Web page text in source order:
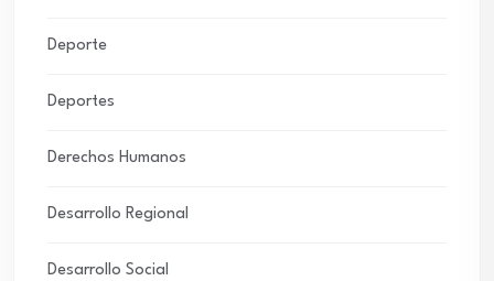
Deporte
Deportes
Derechos Humanos
Desarrollo Regional
Desarrollo Social